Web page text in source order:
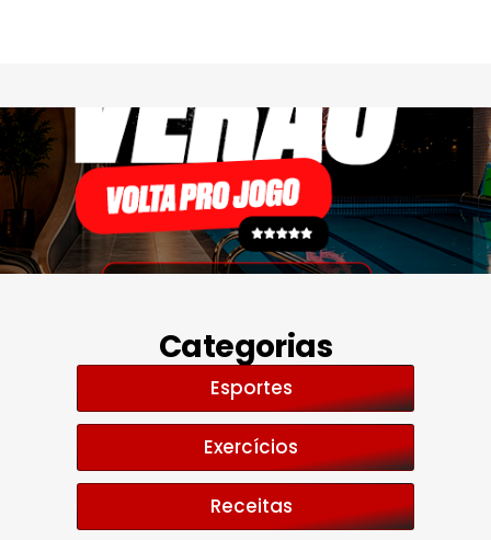
Categorias
Esportes
Exercícios
Receitas